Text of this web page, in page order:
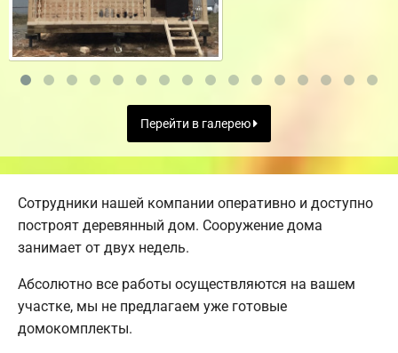
Перейти в галерею
Сотрудники нашей компании оперативно и доступно
построят деревянный дом. Сооружение дома
занимает от двух недель.
Абсолютно все работы осуществляются на вашем
участке, мы не предлагаем уже готовые
домокомплекты.